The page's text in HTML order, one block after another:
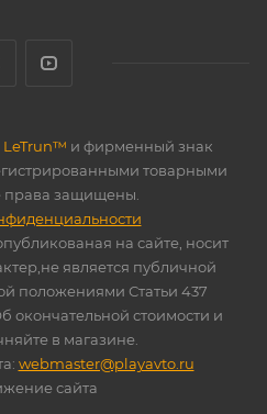
LeTrun™ и фирменный знак
товарными
права защищены.
на сайте, носит
является публичной
положениями Статьи 437
окончательной стоимости и
в магазине.
webmaster@playavto.ru
сайта